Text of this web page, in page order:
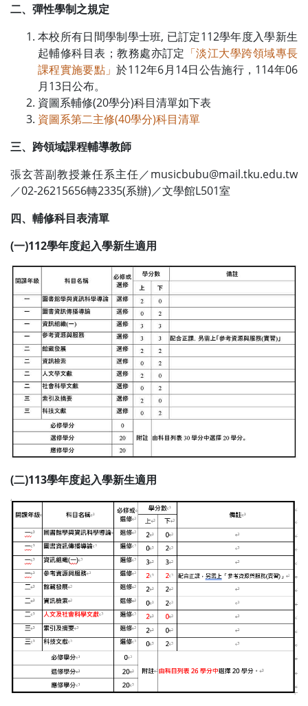
二、彈性學制之規定
本校所有日間學制學士班, 已訂定112學年度入學新生
起輔修科目表；教務處亦訂定 「淡江大學跨領域專長
課程實施要點」於112年6月14日公告施行，114年06
月13日公布。
資圖系輔修(20學分)科目清單如下表
資圖系第二主修(40學分)科目清單
三、跨領域課程輔導教師
張玄菩副教授兼任系主任／musicbubu@mail.tku.edu.tw
／02-26215656轉2335(系辦)／文學館L501室
四、輔修科目表清單
(一)112學年度起入學新生適用
(二)113學年度起入學新生適用